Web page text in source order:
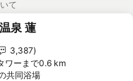
て
りに追加
泉 蓮
3,387
ワーまで0.6 km
共同浴場